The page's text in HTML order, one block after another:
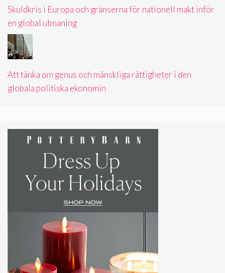
Skuldkris i Europa och gränserna för nationell makt inför
en global utmaning
Att tänka om genus och mänskliga rättigheter i den
globala politiska ekonomin